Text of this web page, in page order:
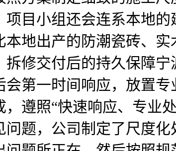
目小组还会连系本地
地出产的防潮瓷砖、
修交付后的持久保障
第一时间响应，放置
遵照“快速响应、专业
题，公司制定了尺度